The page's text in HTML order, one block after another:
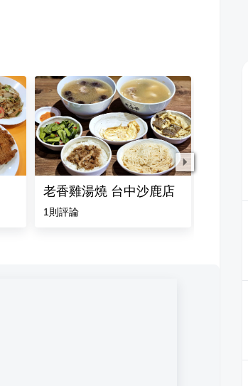
老香雞湯燒 台中沙鹿店
1 則評論